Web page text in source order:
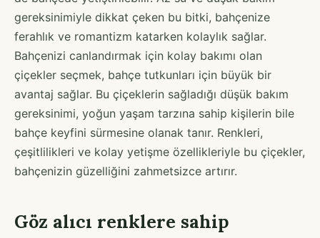
gereksinimiyle dikkat çeken bu bitki, bahçenize
ferahlık ve romantizm katarken kolaylık sağlar.
Bahçenizi canlandırmak için kolay bakımı olan
çiçekler seçmek, bahçe tutkunları için büyük bir
avantaj sağlar. Bu çiçeklerin sağladığı düşük bakım
gereksinimi, yoğun yaşam tarzına sahip kişilerin bile
bahçe keyfini sürmesine olanak tanır. Renkleri,
çeşitlilikleri ve kolay yetişme özellikleriyle bu çiçekler,
bahçenizin güzelliğini zahmetsizce artırır.
Göz alıcı renklere sahip